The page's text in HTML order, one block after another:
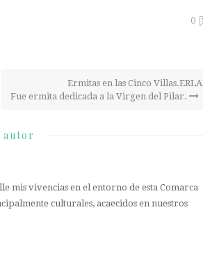
0
Ermitas en las Cinco Villas.ERLA
Fue ermita dedicada a la Virgen del Pilar.
autor
mis vivencias en el entorno de esta Comarca
culturales, acaecidos en nuestros